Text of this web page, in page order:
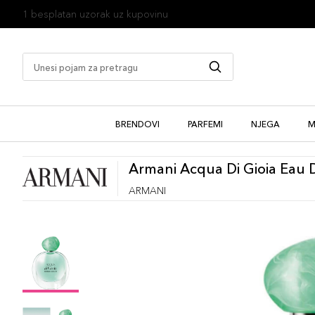
1 besplatan uzorak uz kupovinu
BRENDOVI PARFEMI NJEGA
Armani Acqua Di Gioia Eau
ARMANI